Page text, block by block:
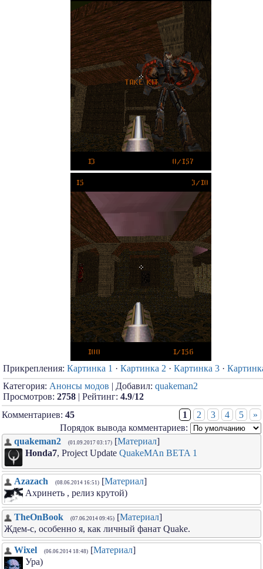
Прикрепления: Картинка 1 · Картинка 2 · Картинка 3 ·
Категория: Анонсы модов | Добавил: quakeman2
Просмотров: 2758 | Рейтинг: 4.9/12
Комментариев: 45 1 2 3 4 5
»
Порядок вывода комментариев:
quakeman2
(01.09.2017 03:17) [Материал]
Honda7, Project Update QuakeMAn BETA 1
Azazach (08.06.2014 16:51) [Материал]
Ахринеть , релиз крутой)
TheOnBook (07.06.2014 09:45) [Материал]
Ждем-с, особенно я, как личный фанат Quake.
Wixel (06.06.2014 18:48) [Материал]
Ура)